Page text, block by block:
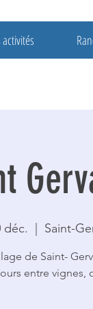
déc. Saint-
de Saint-
entre vignes,